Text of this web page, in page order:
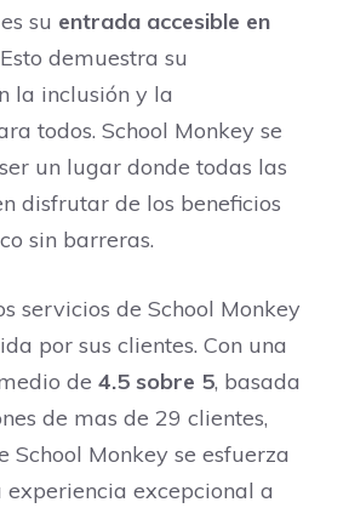
su entrada accesible en
demuestra su
la inclusión y la
todos. School Monkey se
un lugar donde todas las
disfrutar de los beneficios
sin barreras.
servicios de School Monkey
por sus clientes. Con una
de 4.5 sobre 5, basada
de mas de 29 clientes,
School Monkey se esfuerza
excepcional a